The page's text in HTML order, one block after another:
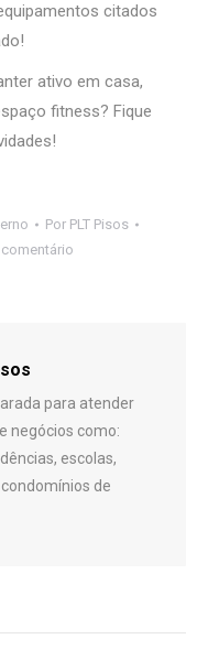
citados
ativo em casa,
fitness? Fique
Por PLT Pisos
para atender
negócios como:
escolas,
de